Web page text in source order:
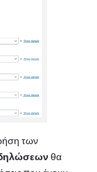
των
θα